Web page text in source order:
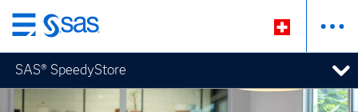
Passer
au
contenu
principal
SAS® SpeedyStore